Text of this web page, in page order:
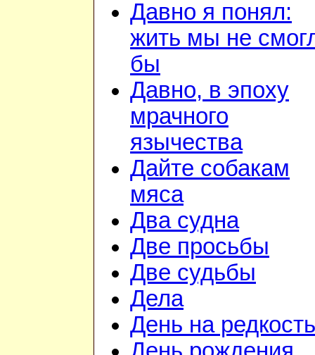
Давно я понял:
жить мы не
бы
Давно, в эпоху
мрачного
язычества
Дайте собакам
мяса
Два судна
Две просьбы
Две судьбы
Дела
День на редкость